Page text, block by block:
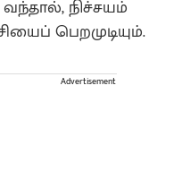
நிச்சயம்
பெறமுடியும்.
Advertisement